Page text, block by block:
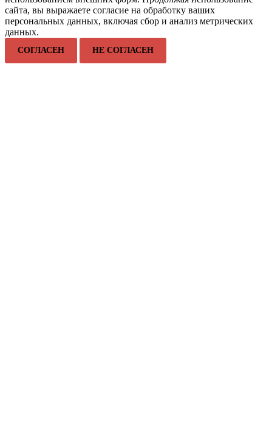
сайта, вы выражаете согласие на обработку ваших
персональных данных, включая сбор и анализ метрических
данных.
СОГЛАСЕН НЕ СОГЛАСЕН